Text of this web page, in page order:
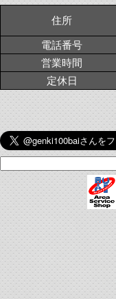
住所
電話番号
営業時間
定休日